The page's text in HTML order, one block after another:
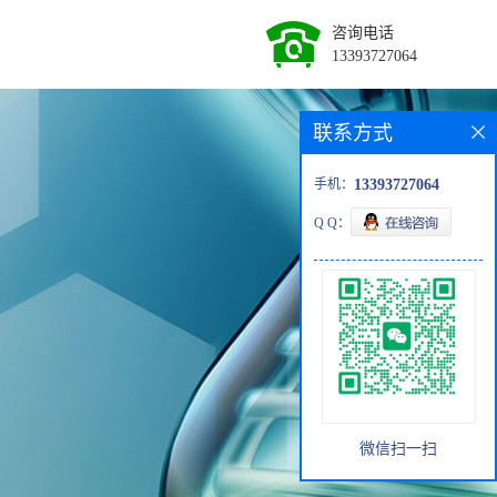
咨询电话
13393727064
联系方式
手机： 13393727064
Q Q：
微信扫一扫